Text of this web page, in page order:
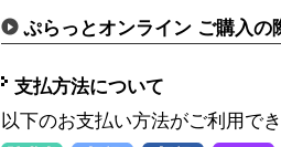
ぷらっとオンライン ご購入の
支払方法について
以下のお支払い方法がご利用で